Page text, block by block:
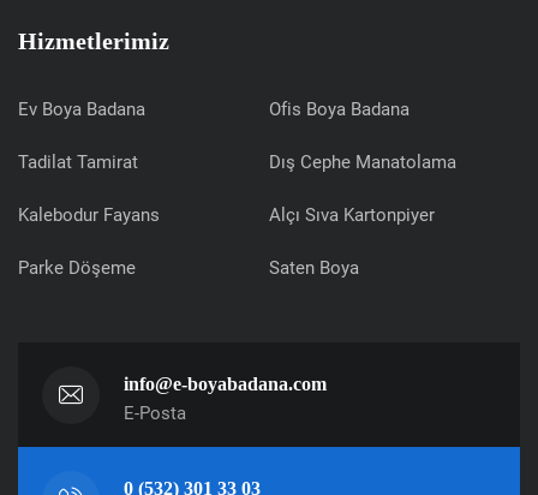
Hizmetlerimiz
Ev Boya Badana Ofis Boya Badana
Tadilat Tamirat Dış Cephe Manatolama
Kalebodur Fayans Alçı Sıva Kartonpiyer
Parke Döşeme Saten Boya
info@e-boyabadana.com
E-Posta
0 (532) 301 33 03